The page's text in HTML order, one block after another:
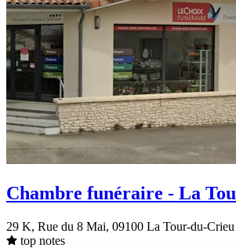
Chambre funéraire - La
29 K, Rue du 8 Mai, 09100 La Tour-du-Crieu
top notes